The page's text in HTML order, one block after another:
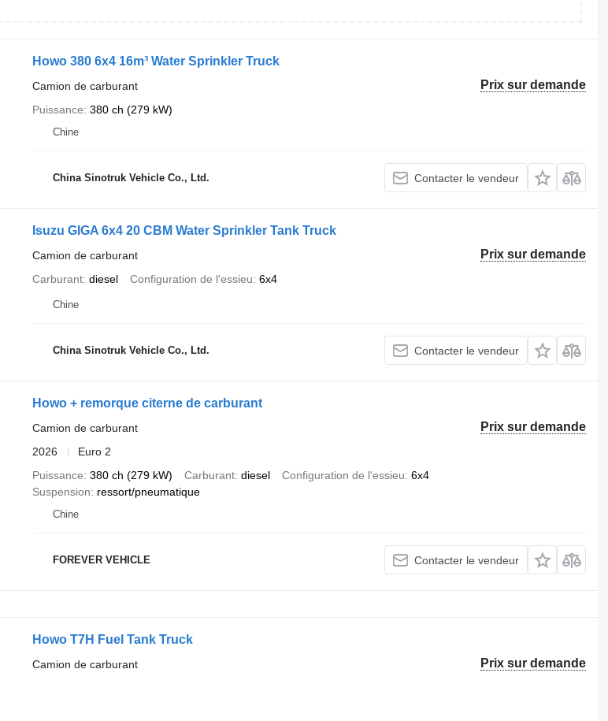
Howo 380 6x4 16m³ Water Sprinkler Truck
Prix sur demande
Camion de carburant
Puissance 380 ch (279 kW)
Chine
China Sinotruk Vehicle Co., Ltd. Contacter le vendeur
Isuzu GIGA 6x4 20 CBM Water Sprinkler Tank Truck
Prix sur demande
Camion de carburant
Carburant diesel Configuration de l'essieu 6x4
Chine
China Sinotruk Vehicle Co., Ltd. Contacter le vendeur
Howo + remorque citerne de carburant
Prix sur demande
Camion de carburant
2026
Euro 2
Puissance 380 ch (279 kW) Carburant diesel Configuration de l'essieu 6x4
Suspension
ressort/pneumatique
Chine
FOREVER VEHICLE Contacter le vendeur
Howo T7H Fuel Tank Truck
Prix sur demande
Camion de carburant